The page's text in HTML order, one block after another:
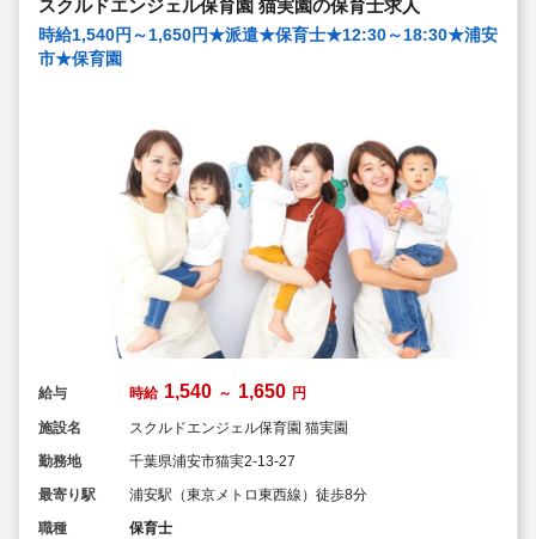
フレッシュ休暇が出ます）
◆退職金制度あり
◆職員同士の協力を大切にしています！保育経験がな
スクルドエンジェル保育園 猫実園の保育士求人
時給1,540円～1,650円★派遣★保育士★12:30～18:30★浦安
市★保育園
給与 時給 1,540 ～ 1,650 円
施設名
スクルドエンジェル保育園 猫実園
勤務地
千葉県浦安市猫実2-13-27
最寄り駅
浦安駅（東京メトロ東西線）徒歩8分
職種
保育士